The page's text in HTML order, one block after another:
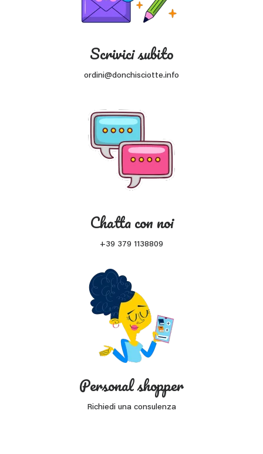
Scrivici subito
ordini@donchisciotte.info
Chatta con noi
+39 379 1138809
Personal shopper
Richiedi una consulenza